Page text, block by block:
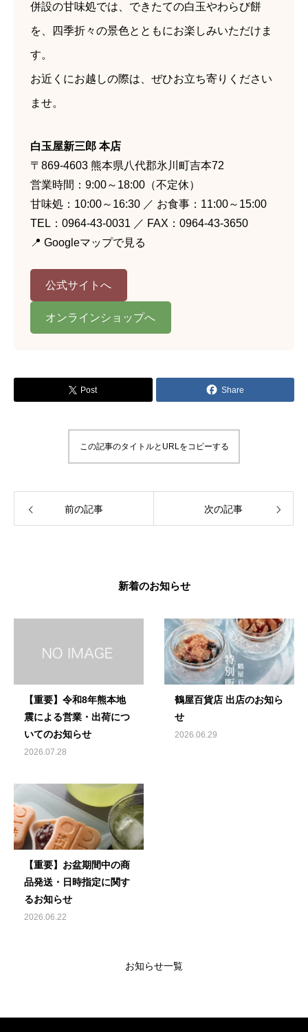
併設の甘味処では、できたての白玉やわらび餅
を、四季折々の景色とともにお楽しみいただけま
す。
お近くにお越しの際は、ぜひお立ち寄りください
ませ。
白玉屋新三郎 本店
〒869-4603 熊本県八代郡氷川町吉本72
営業時間：9:00～18:00（不定休）
甘味処：10:00～16:30 ／ お食事：11:00～15:00
TEL：0964-43-0031 ／ FAX：0964-43-3650
📍 Googleマップで見る
公式サイトへ
オンラインショップへ
Post Share
この記事のタイトルとURLをコピーする
前の記事 次の記事
新着のお知らせ
【重要】令和8年熊本地
震による営業・出荷につ
いてのお知らせ
2026.07.28
鶴屋百貨店 出店のお知ら
せ
2026.06.29
【重要】お盆期間中の商
品発送・日時指定に関す
るお知らせ
2026.06.22
お知らせ一覧